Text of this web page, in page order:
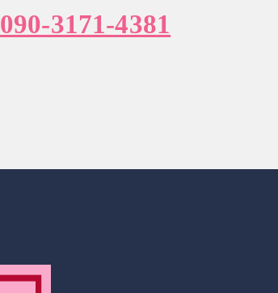
090-3171-4381